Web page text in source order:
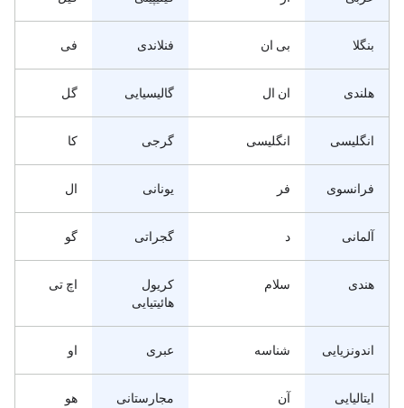
بنگلا بی ان فنلاندی فی
هلندی ان ال گالیسیایی گل
انگلیسی انگلیسی گرجی کا
فرانسوی فر یونانی ال
آلمانی د گجراتی گو
هندی سلام
کریول
هائیتیایی
اچ تی
اندونزیایی شناسه عبری او
ایتالیایی آن مجارستانی هو